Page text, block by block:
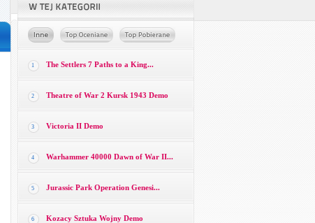
1 The Settlers 7 Paths to a King...
2 Theatre of War 2 Kursk 1943 Demo
3 Victoria II Demo
4 Warhammer 40000 Dawn of War II...
5 Jurassic Park Operation Genesi...
6 Kozacy Sztuka Wojny Demo